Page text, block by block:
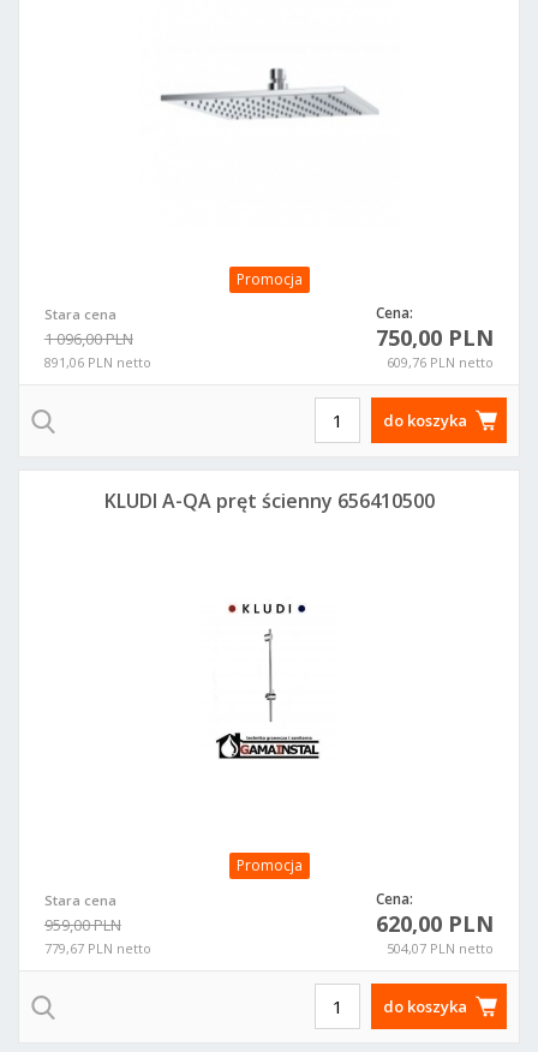
Promocja
Stara cena
1 096,00 PLN
891,06 PLN netto
Cena:
750,00 PLN
609,76 PLN netto
do koszyka
Promocja
Stara cena
959,00 PLN
779,67 PLN netto
Cena:
620,00 PLN
504,07 PLN netto
KLUDI A-QA pręt ścienny 656410500
do koszyka